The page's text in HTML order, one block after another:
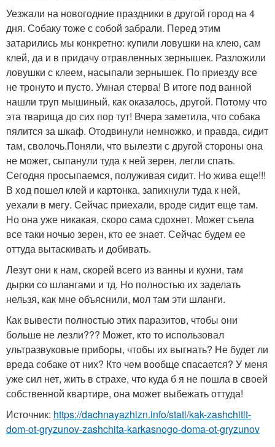
Уезжали на новогодние праздники в другой город на 4
дня. Собаку тоже с собой забрали. Перед этим
затарились мы конкретно: купили ловушки на клею, сам
клей, да и в придачу отравленных зернышек. Разложили
ловушки с клеем, насыпали зернышек. По приезду все
не тронуто и пусто. Умная стерва! В итоге под ванной
нашли труп мышиный, как оказалось, другой. Потому что
эта тварища до сих пор тут! Вчера заметила, что собака
пялится за шкаф. Отодвинули немножко, и правда, сидит
там, сволочь.Поняли, что вылезти с другой стороны она
не может, сыпанули туда к ней зерен, легли спать.
Сегодня просыпаемся, полуживая сидит. Но жива еще!!!
В ход пошел клей и картонка, запихнули туда к ней,
уехали в мегу. Сейчас приехали, вроде сидит еще там.
Но она уже никакая, скоро сама сдохнет. Может съела
все таки ночью зерен, кто ее знает. Сейчас будем ее
оттуда вытаскивать и добивать.
Лезут они к нам, скорей всего из ванны и кухни, там
дырки со шлангами и тд. Но полностью их заделать
нельзя, как мне объяснили, мол там эти шланги.
Как вывести полностью этих паразитов, чтобы они
больше не лезли??? Может, кто то использовал
ультразвуковые приборы, чтобы их выгнать? Не будет ли
вреда собаке от них? Кто чем вообще спасается? У меня
уже сил нет, жить в страхе, что куда б я не пошла в своей
собственной квартире, она может выбежать оттуда!
Источник: https://dachnayazhizn.info/stati/kak-zashchitit-
dom-ot-gryzunov-zashchita-karkasnogo-doma-ot-gryzunov